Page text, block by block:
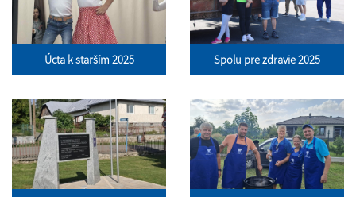
Úcta k starším 2025 Spolu pre zdravie 2025